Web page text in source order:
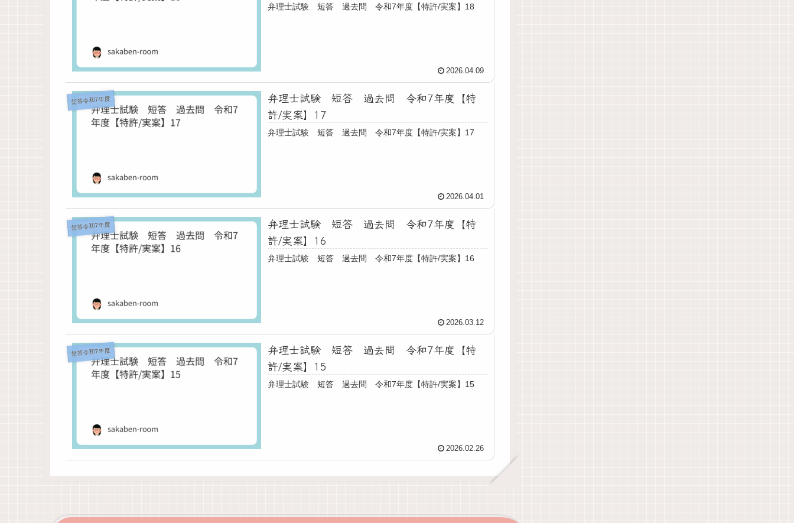
弁理士試験 短答 過去問 令和7年度【特許/実案】18
2026.04.09
短答令和7年度
弁理士試験 短答 過去問 令和7年度【特
許/実案】17
弁理士試験 短答 過去問 令和7年度【特許/実案】17
2026.04.01
短答令和7年度
弁理士試験 短答 過去問 令和7年度【特
許/実案】16
弁理士試験 短答 過去問 令和7年度【特許/実案】16
2026.03.12
短答令和7年度
弁理士試験 短答 過去問 令和7年度【特
許/実案】15
弁理士試験 短答 過去問 令和7年度【特許/実案】15
2026.02.26